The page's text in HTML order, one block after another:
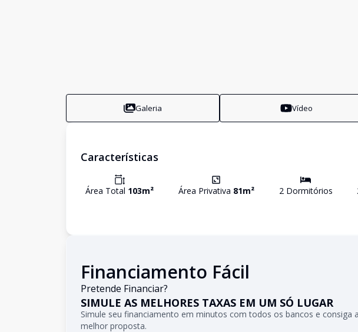
Galeria Vídeo
Características
Área Total 103m² Área Privativa 81m² 2Dormitórios
Financiamento Fácil
Pretende Financiar?
SIMULE AS MELHORES TAXAS EM UM SÓ LUGAR
Simule seu financiamento em minutos com todos os bancos e consiga a
melhor proposta.